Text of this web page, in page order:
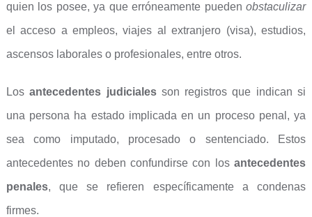
quien los posee, ya que erróneamente puedenobstaculizar
el acceso a empleos, viajes al extranjero (visa), estudios,
ascensos laborales o profesionales, entre otros.
Losantecedentes judicialesson registros que indican si
una persona ha estado implicada en un proceso penal, ya
sea como imputado, procesado o sentenciado. Estos
antecedentes no deben confundirse con losantecedentes
penales, que se refieren específicamente a condenas
firmes.